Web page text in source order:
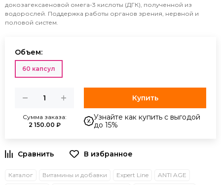
докозагексаеновой омега-3 кислоты (ДГК), полученной из
водорослей. Поддержка работы органов зрения, нервной и
половой систем.
Объем:
60 капсул
Сумма заказа:
2 150.00 ₽
Купить
Узнайте как купить с выгодой
до 15%
Каталог Витамины и добавки Expert Line
ANTI AGE